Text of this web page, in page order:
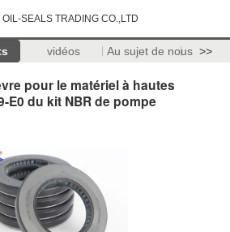
SEALS TRADING CO.,LTD
vidéos Au sujet de nous >>
pour le matériel à hautes
E0 du kit NBR de pompe